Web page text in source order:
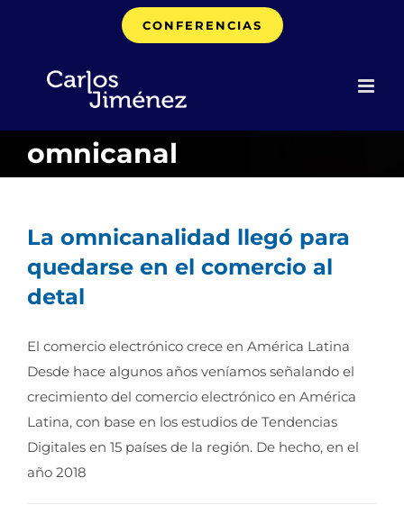
CONFERENCIAS
omnicanal
La omnicanalidad llegó para
quedarse en el comercio al
detal
El comercio electrónico crece en América Latina
Desde hace algunos años veníamos señalando el
crecimiento del comercio electrónico en América
Latina, con base en los estudios de Tendencias
Digitales en 15 países de la región. De hecho, en el
año 2018